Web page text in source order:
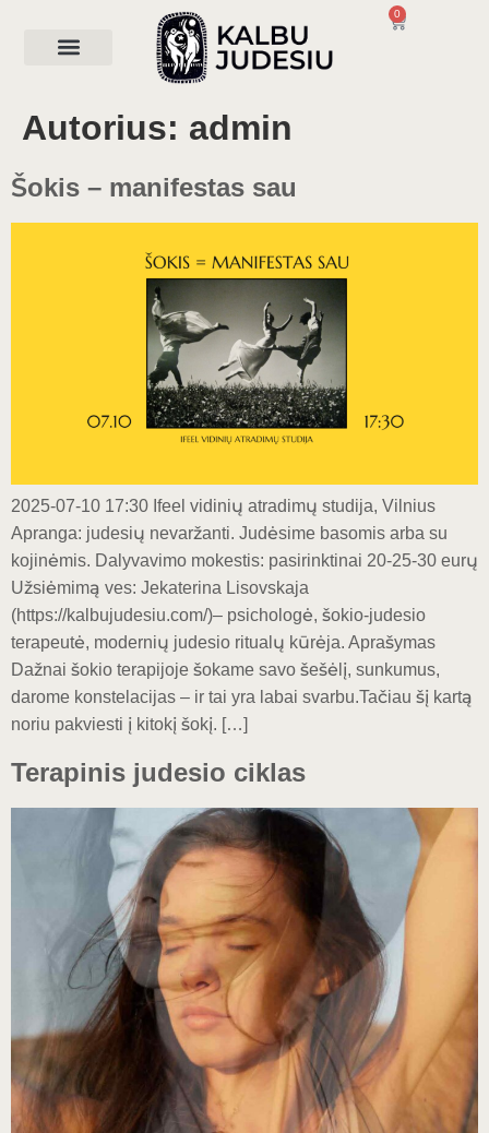
0
Autorius: admin
Šokis – manifestas sau
2025-07-10 17:30 Ifeel vidinių atradimų studija, Vilnius
Apranga: judesių nevaržanti. Judėsime basomis arba su
kojinėmis. Dalyvavimo mokestis: pasirinktinai 20-25-30 eurų
Užsiėmimą ves: Jekaterina Lisovskaja
(https://kalbujudesiu.com/)– psichologė, šokio-judesio
terapeutė, modernių judesio ritualų kūrėja. Aprašymas
Dažnai šokio terapijoje šokame savo šešėlį, sunkumus,
darome konstelacijas – ir tai yra labai svarbu.Tačiau šį kartą
noriu pakviesti į kitokį šokį. […]
Terapinis judesio ciklas